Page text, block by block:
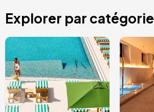
Explorer par catégorie